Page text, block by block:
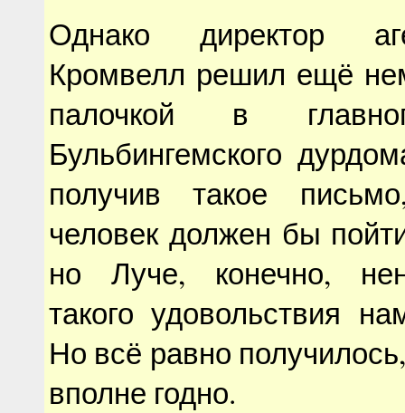
Однако директор
Кромвелл решил ещё
палочкой в
Бульбингемского
получив такое
человек должен бы
но Луче, конечно,
такого удовольствия
Но всё равно
вполне годно.